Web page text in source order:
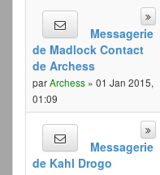
Messagerie
de Madlock Contact
de Archess
parArchess » 01 Jan 2015,
01:09
Messagerie
de Kahl Drogo